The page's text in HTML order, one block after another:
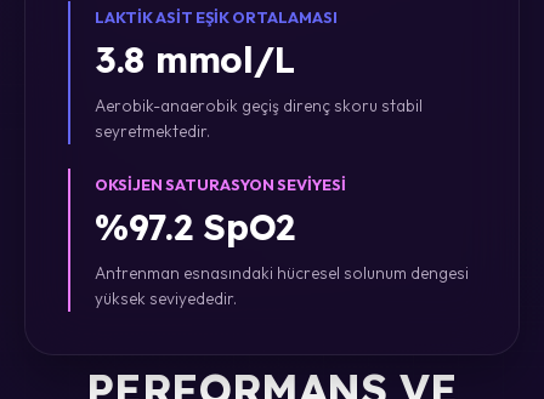
LAKTIK ASIT EŞIK ORTALAMASI
3.8 mmol/L
Aerobik-anaerobik geçiş direnç skoru stabil
seyretmektedir.
OKSIJEN SATURASYON SEVIYESI
%97.2 SpO2
Antrenman esnasındaki hücresel solunum dengesi
yüksek seviyededir.